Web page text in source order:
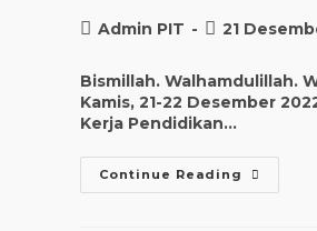
Admin PIT 21
Bismillah. Walhamdulillah.
Kamis, 21-22 Desember
Kerja Pendidikan…
Continue Reading